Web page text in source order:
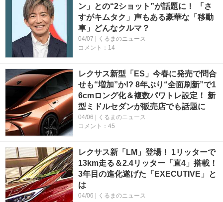
ン」との“2ショット”が話題に！ 「さ
すがキムタク」声もある豪華な「移動
車」どんなクルマ？
04/07 | くるまのニュース
コメント：14
レクサス新型「ES」今春に発売で問合
せも“増加”か!? 8年ぶり“全面刷新”で1
6cmロング化＆複数パワトレ設定！ 新
型ミドルセダンが販売店でも話題に
04/06 | くるまのニュース
コメント：45
レクサス新「LM」登場！ 1リッターで
13km走る＆2.4リッター「直4」搭載！
3年目の進化遂げた「EXECUTIVE」と
は
04/06 | くるまのニュース